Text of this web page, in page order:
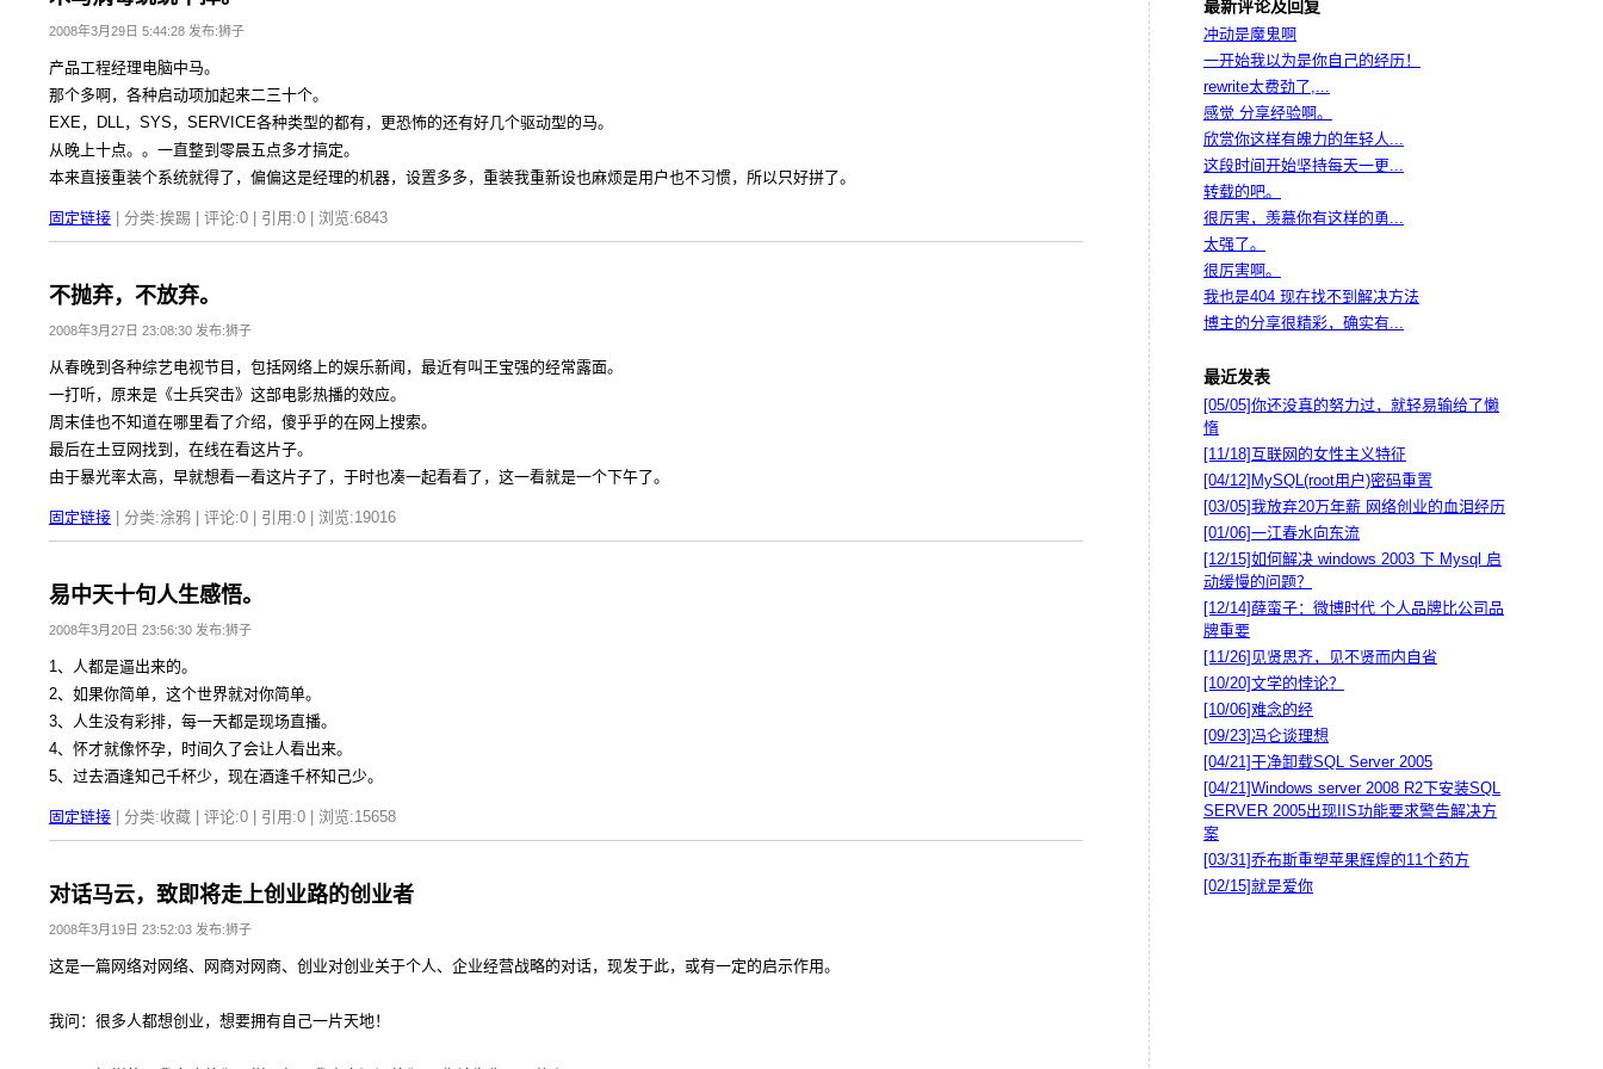
2008年3月29日 5:44:28 发布:狮子
产品工程经理电脑中马。
那个多啊，各种启动项加起来二三十个。
EXE，DLL，SYS，SERVICE各种类型的都有，更恐怖的还有好几个驱动型的马。
从晚上十点。。一直整到零晨五点多才搞定。
本来直接重装个系统就得了，偏偏这是经理的机器，设置多多，重装我重新设也麻烦是用户也不习惯，所以只好拼了。
固定链接 | 分类:挨踢 | 评论:0 | 引用:0 | 浏览:6843
不抛弃，不放弃。
2008年3月27日 23:08:30 发布:狮子
从春晚到各种综艺电视节目，包括网络上的娱乐新闻，最近有叫王宝强的经常露面。
一打听，原来是《士兵突击》这部电影热播的效应。
周末佳也不知道在哪里看了介绍，傻乎乎的在网上搜索。
最后在土豆网找到，在线在看这片子。
由于暴光率太高，早就想看一看这片子了，于时也凑一起看看了，这一看就是一个下午了。
固定链接 | 分类:涂鸦 | 评论:0 | 引用:0 | 浏览:19016
易中天十句人生感悟。
2008年3月20日 23:56:30 发布:狮子
1、人都是逼出来的。
2、如果你简单，这个世界就对你简单。
3、人生没有彩排，每一天都是现场直播。
4、怀才就像怀孕，时间久了会让人看出来。
5、过去酒逢知己千杯少，现在酒逢千杯知己少。
固定链接 | 分类:收藏 | 评论:0 | 引用:0 | 浏览:15658
对话马云，致即将走上创业路的创业者
2008年3月19日 23:52:03 发布:狮子
这是一篇网络对网络、网商对网商、创业对创业关于个人、企业经营战略的对话，现发于此，或有一定的启示作用。
我问：很多人都想创业，想要拥有自己一片天地！
最新评论及回复
冲动是魔鬼啊
一开始我以为是你自己的经历！
rewrite太费劲了,...
感觉 分享经验啊。
欣赏你这样有魄力的年轻人...
这段时间开始坚持每天一更...
转载的吧。
很厉害，羡慕你有这样的勇...
太强了。
很厉害啊。
我也是404 现在找不到解决方法
博主的分享很精彩，确实有...
最近发表
[05/05]你还没真的努力过，就轻易输给了懒
惰
[11/18]互联网的女性主义特征
[04/12]MySQL(root用户)密码重置
[03/05]我放弃20万年薪 网络创业的血泪经历
[01/06]一江春水向东流
[12/15]如何解决 windows 2003 下 Mysql 启
动缓慢的问题？
[12/14]薛蛮子：微博时代 个人品牌比公司品
牌重要
[11/26] 见贤思齐，见不贤而内自省
[10/20]文学的悖论？
[10/06]难念的经
[09/23]冯仑谈理想
[04/21]干净卸载SQL Server 2005
[04/21]Windows server 2008 R2下安装SQL
SERVER 2005出现IIS功能要求警告解决方
案
[03/31]乔布斯重塑苹果辉煌的11个药方
[02/15]就是爱你